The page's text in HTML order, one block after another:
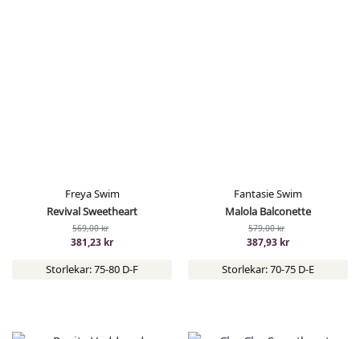
Freya Swim
Revival Sweetheart
569,00kr
381,23 kr
Storlekar: 75-80 D-F
Fantasie Swim
Malola Balconette
579,00kr
387,93 kr
Storlekar: 70-75 D-E